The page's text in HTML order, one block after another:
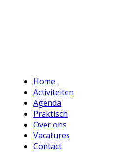
Home
Activiteiten
Agenda
Praktisch
Over ons
Vacatures
Contact